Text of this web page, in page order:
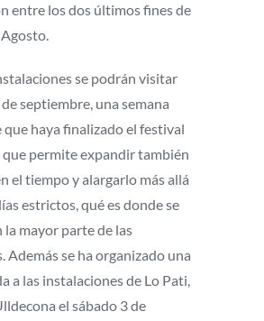
entre los dos últimos fines de
se podrán visitar
septiembre, una semana
que haya finalizado el festival
que permite expandir también
el tiempo y alargarlo más allá
estrictos, qué es donde se
mayor parte de las
Además se ha organizado una
a las instalaciones de Lo Pati,
el sábado 3 de